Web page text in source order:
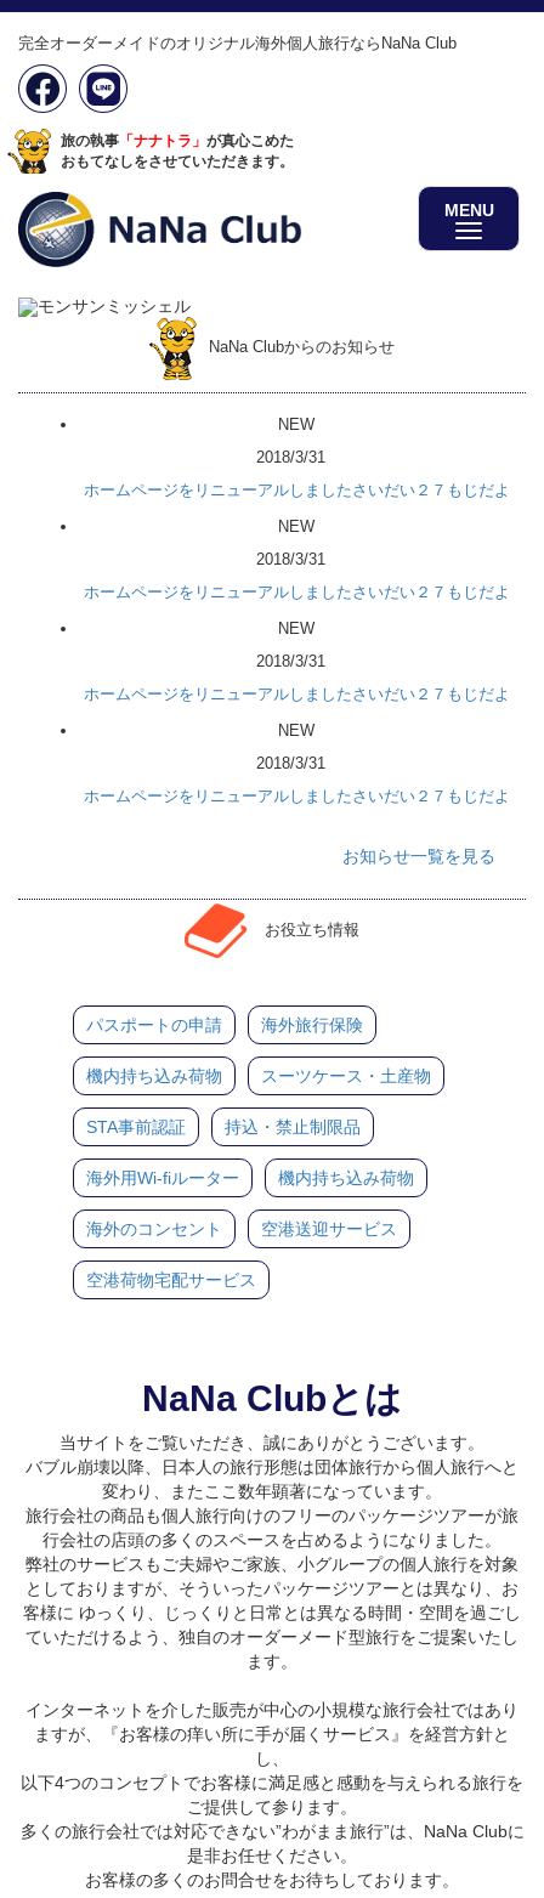
完全オーダーメイドのオリジナル海外個人旅行ならNaNa Club
旅の執事 「ナナトラ」 が真心こめた
おもてなしをさせていただきます。
MENU
NaNa Clubからのお知らせ
NEW
2018/3/31
ホームページをリニューアルしましたさいだい２７もじだよ
NEW
2018/3/31
ホームページをリニューアルしましたさいだい２７もじだよ
NEW
2018/3/31
ホームページをリニューアルしましたさいだい２７もじだよ
NEW
2018/3/31
ホームページをリニューアルしましたさいだい２７もじだよ
お知らせ一覧を見る
お役立ち情報
パスポートの申請 海外旅行保険
機内持ち込み荷物 スーツケース・土産物
STA事前認証 持込・禁止制限品
海外用Wi-fiルーター 機内持ち込み荷物
海外のコンセント 空港送迎サービス
空港荷物宅配サービス
NaNa Clubとは
当サイトをご覧いただき、誠にありがとうございます。
バブル崩壊以降、日本人の旅行形態は団体旅行から個人旅行へと
変わり、またここ数年顕著になっています。
旅行会社の商品も個人旅行向けのフリーのパッケージツアーが旅
行会社の店頭の多くのスペースを占めるようになりました。
弊社のサービスもご夫婦やご家族、小グループの個人旅行を対象
としておりますが、そういったパッケージツアーとは異なり、お
客様に ゆっくり、じっくりと日常とは異なる時間・空間を過ごし
ていただけるよう、独自のオーダーメード型旅行をご提案いたし
ます。
インターネットを介した販売が中心の小規模な旅行会社ではあり
ますが、『お客様の痒い所に手が届くサービス』を経営方針と
し、
以下4つのコンセプトでお客様に満足感と感動を与えられる旅行を
ご提供して参ります。
多くの旅行会社では対応できない”わがまま旅行”は、NaNa Clubに
是非お任せください。
お客様の多くのお問合せをお待ちしております。